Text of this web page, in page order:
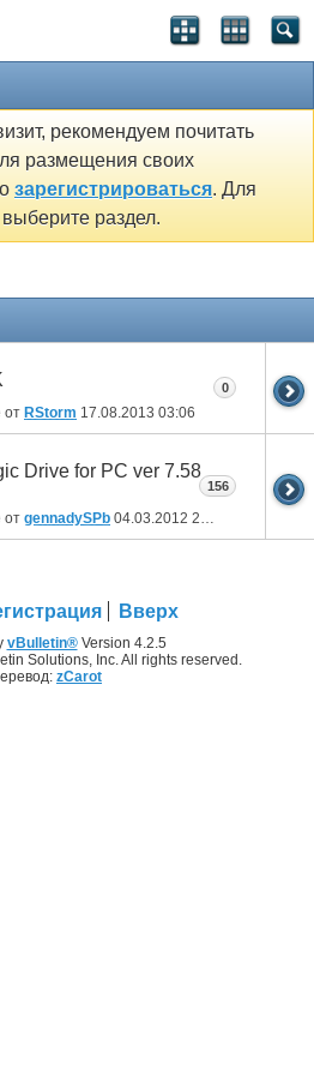
рекомендуем почитать
размещения своих
зарегистрироваться. Для
раздел.
от RStorm 17.08.2013 03:06
0
Drive for PC ver 7.58
от gennadySPb 04.03.2012 20:20
156
Вверх
vBulletin®Version 4.2.5
Solutions, Inc. All rights reserved.
zCarot